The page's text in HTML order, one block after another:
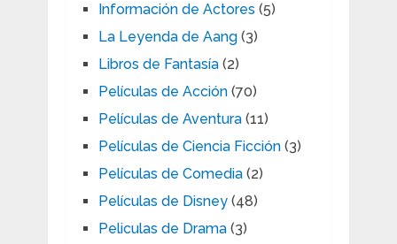
Información de Actores (5)
La Leyenda de Aang(3)
Libros de Fantasía(2)
Películas de Acción(70)
Películas de Aventura(11)
Películas de Ciencia Ficción(3)
Películas de Comedia(2)
Películas de Disney(48)
Peliculas de Drama(3)